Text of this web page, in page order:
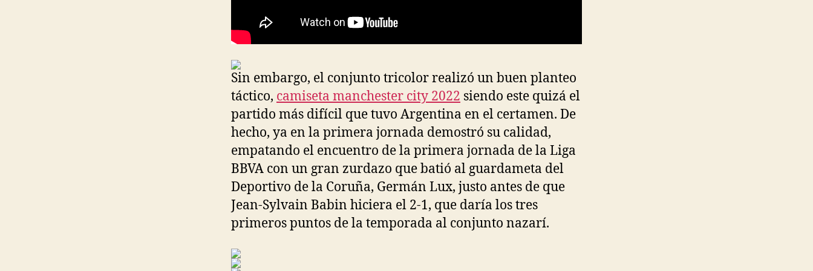
Sin embargo, el conjunto tricolor realizó un buen planteo
táctico, camiseta manchester city 2022 siendo este quizá el
partido más difícil que tuvo Argentina en el certamen. De
hecho, ya en la primera jornada demostró su calidad,
empatando el encuentro de la primera jornada de la Liga
BBVA con un gran zurdazo que batió al guardameta del
Deportivo de la Coruña, Germán Lux, justo antes de que
Jean-Sylvain Babin hiciera el 2-1, que daría los tres
primeros puntos de la temporada al conjunto nazarí.